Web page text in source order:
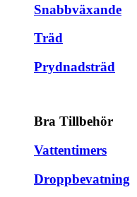
Snabbväxande
Träd
Prydnadsträd
Bra Tillbehör
Vattentimers
Droppbevatning